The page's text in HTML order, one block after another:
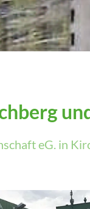
eG. in